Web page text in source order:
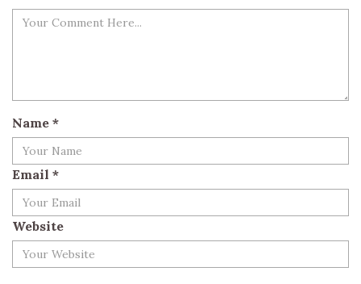
Name *
Email *
Website